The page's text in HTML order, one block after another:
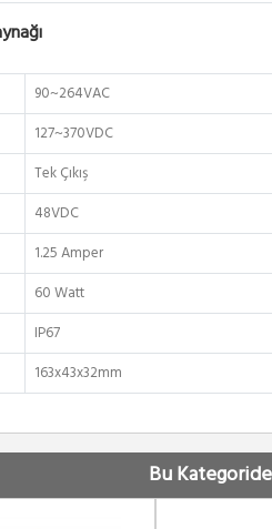
90~264VAC
127~370VDC
Tek Çıkış
48VDC
1.25 Amper
60 Watt
IP67
163x43x32mm
Bu